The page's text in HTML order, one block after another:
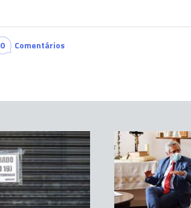
0 Comentários